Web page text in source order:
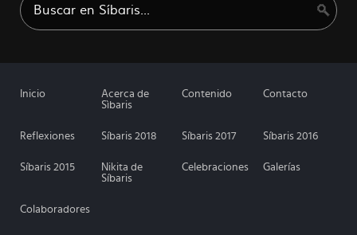
Inicio
Acerca de
Sìbaris
Contenido Contacto
Reflexiones Síbaris 2018 Síbaris 2017 Síbaris 2016
Síbaris 2015
Nikita de
Síbaris
Celebraciones Galerías
Colaboradores